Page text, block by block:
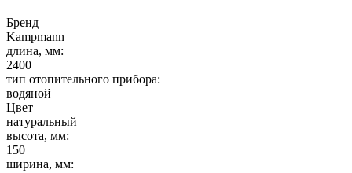
Бренд
Kampmann
длина, мм:
2400
тип отопительного прибора:
водяной
Цвет
натуральный
высота, мм:
150
ширина, мм: